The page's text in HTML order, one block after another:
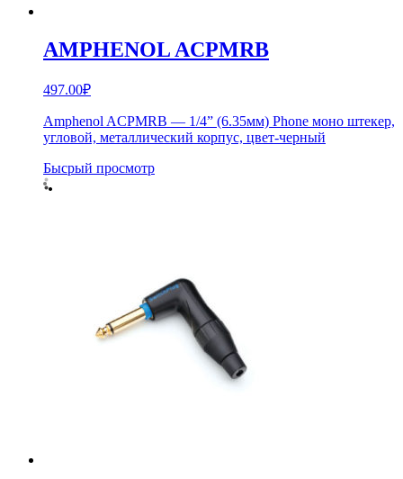
AMPHENOL ACPMRB
497.00₽
Amphenol ACPMRB — 1/4” (6.35мм) Phone моно штекер,
угловой, металлический корпус, цвет-черный
Бысрый просмотр